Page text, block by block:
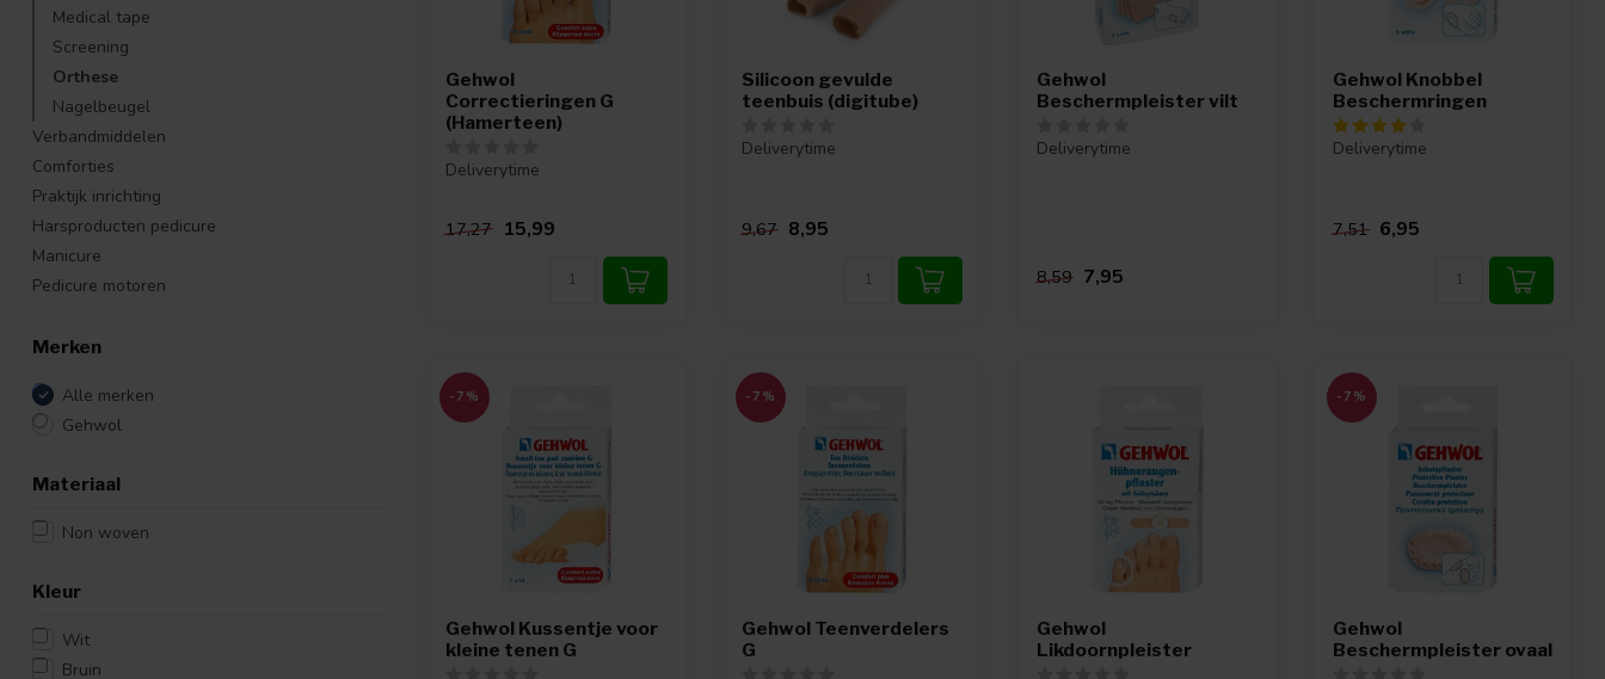
Medical tape
Screening
Orthese
Nagelbeugel
Verbandmiddelen
Comforties
Praktijk inrichting
Harsproducten pedicure
Manicure
Pedicure motoren
Merken
Alle merken
Gehwol
Materiaal
Non woven
Kleur
Wit
Bruin
Gehwol
Correctieringen G
(Hamerteen)
Deliverytime
17,27 15,99
Silicoon gevulde
teenbuis (digitube)
Deliverytime
9,67 8,95
Gehwol
Beschermpleister vilt
Deliverytime
8,59 7,95
Gehwol Knobbel
Beschermringen
Deliverytime
7,51 6,95
-7%
Gehwol Kussentje voor
kleine tenen G
-7%
Gehwol Teenverdelers
G
Gehwol
Likdoornpleister
-7%
Gehwol
Beschermpleister ovaal